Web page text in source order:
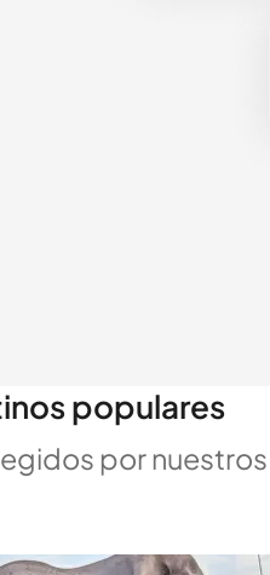
populares
por